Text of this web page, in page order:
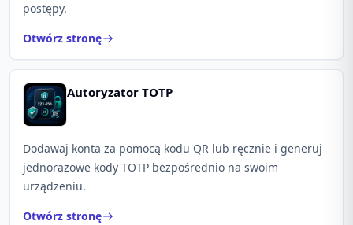
postępy.
Otwórz stronę
Autoryzator TOTP
Dodawaj konta za pomocą kodu QR lub ręcznie i generuj
jednorazowe kody TOTP bezpośrednio na swoim
urządzeniu.
Otwórz stronę